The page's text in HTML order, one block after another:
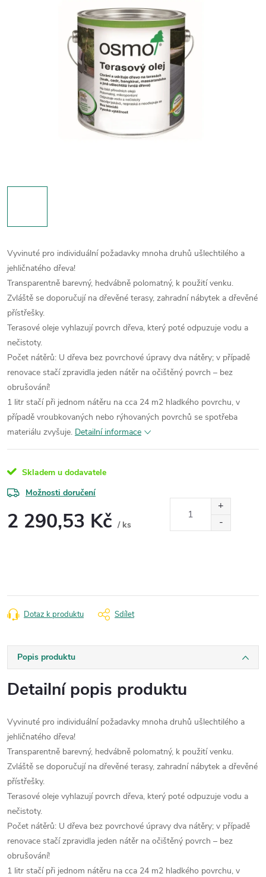
Vyvinuté pro individuální požadavky mnoha druhů ušlechtilého a
jehličnatého dřeva!
Transparentně barevný, hedvábně polomatný, k použití venku.
Zvláště se doporučují na dřevěné terasy, zahradní nábytek a dřevěné
přístřešky.
Terasové oleje vyhlazují povrch dřeva, který poté odpuzuje vodu a
nečistoty.
Počet nátěrů: U dřeva bez povrchové úpravy dva nátěry; v případě
renovace stačí zpravidla jeden nátěr na očištěný povrch – bez
obrušování!
1 litr stačí při jednom nátěru na cca 24 m2 hladkého povrchu, v
případě vroubkovaných nebo rýhovaných povrchů se spotřeba
materiálu zvyšuje. Detailní informace
Skladem u dodavatele
Možnosti doručení
2 290,53 Kč / ks
Dotaz k produktu Sdílet
Popis produktu
Detailní popis produktu
Vyvinuté pro individuální požadavky mnoha druhů ušlechtilého a
jehličnatého dřeva!
Transparentně barevný, hedvábně polomatný, k použití venku.
Zvláště se doporučují na dřevěné terasy, zahradní nábytek a dřevěné
přístřešky.
Terasové oleje vyhlazují povrch dřeva, který poté odpuzuje vodu a
nečistoty.
Počet nátěrů: U dřeva bez povrchové úpravy dva nátěry; v případě
renovace stačí zpravidla jeden nátěr na očištěný povrch – bez
obrušování!
1 litr stačí při jednom nátěru na cca 24 m2 hladkého povrchu, v